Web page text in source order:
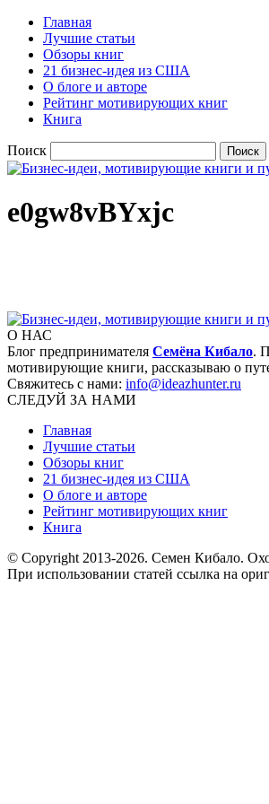
Главная
Лучшие статьи
Обзоры книг
21 бизнес-идея из США
О блоге и авторе
Рейтинг мотивирующих книг
Книга
Поиск
e0gw8vBYxjc
О НАС
Блог предпринимателя Семёна Кибало.
мотивирующие книги, рассказываю о
Свяжитесь с нами: info@ideazhunter.ru
СЛЕДУЙ ЗА НАМИ
Главная
Лучшие статьи
Обзоры книг
21 бизнес-идея из США
О блоге и авторе
Рейтинг мотивирующих книг
Книга
© Copyright 2013-2026. Семен Кибало.
При использовании статей ссылка на